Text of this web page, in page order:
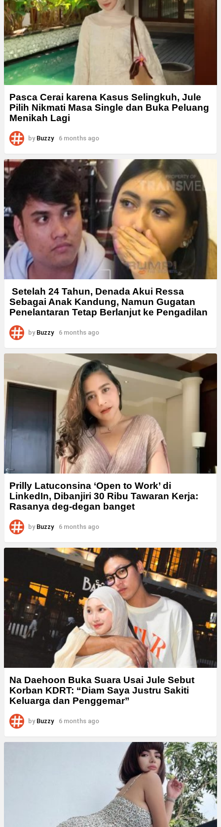
Pasca Cerai karena Kasus Selingkuh, Jule
Pilih Nikmati Masa Single dan Buka Peluang
Menikah Lagi
by Buzzy 6 months ago
Setelah 24 Tahun, Denada Akui Ressa
Sebagai Anak Kandung, Namun Gugatan
Penelantaran Tetap Berlanjut ke Pengadilan
by Buzzy 6 months ago
Prilly Latuconsina ‘Open to Work’ di
LinkedIn, Dibanjiri 30 Ribu Tawaran Kerja:
Rasanya deg-degan banget
by Buzzy 6 months ago
Na Daehoon Buka Suara Usai Jule Sebut
Korban KDRT: “Diam Saya Justru Sakiti
Keluarga dan Penggemar”
by Buzzy 6 months ago